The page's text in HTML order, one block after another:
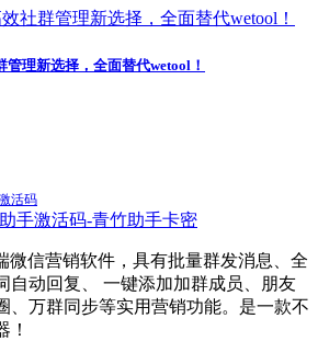
理新选择，全面替代wetool！
活码
微信营销软件，具有批量群发消息、全
自动回复、 一键添加加群成员、朋友
、万群同步等实用营销功能。是一款不
！